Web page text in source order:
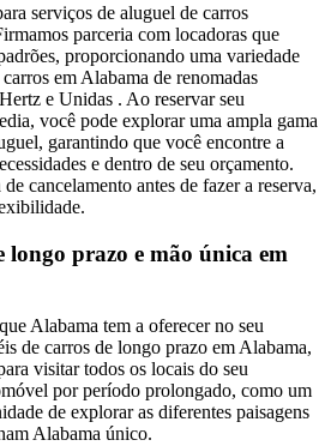
serviços de aluguel de carros
parceria com locadoras que
proporcionando uma variedade
em Alabama de renomadas
e Unidas . Ao reservar seu
você pode explorar uma ampla gama
garantindo que você encontre a
e dentro de seu orçamento.
cancelamento antes de fazer a reserva,
longo prazo e mão única em
Alabama tem a oferecer no seu
de carros de longo prazo em Alabama,
visitar todos os locais do seu
por período prolongado, como um
de explorar as diferentes paisagens
Alabama único.